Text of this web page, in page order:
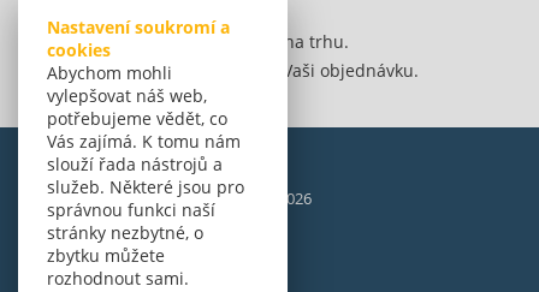
Nastavení soukromí a
cookies
Abychom mohli
vylepšovat náš web,
potřebujeme vědět, co
Vás zajímá. K tomu nám
slouží řada nástrojů a
služeb. Některé jsou pro
správnou funkci naší
stránky nezbytné, o
zbytku můžete
rozhodnout sami.
Jsme 20 let na trhu.
Spolehlivě vyřídíme Vaši objednávku.
© Amenit Software Solutions, 1998 - 2026
Powered bynopCommerce